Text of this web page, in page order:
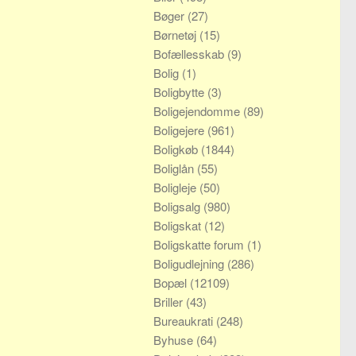
Bøger (27)
Børnetøj (15)
Bofællesskab (9)
Bolig (1)
Boligbytte (3)
Boligejendomme (89)
Boligejere (961)
Boligkøb (1844)
Boliglån (55)
Boligleje (50)
Boligsalg (980)
Boligskat (12)
Boligskatte forum (1)
Boligudlejning (286)
Bopæl (12109)
Briller (43)
Bureaukrati (248)
Byhuse (64)